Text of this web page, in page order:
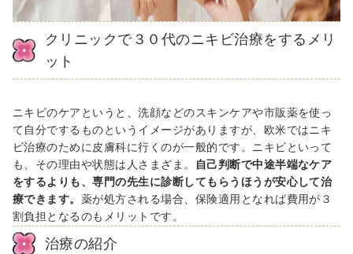
クリニックで３０代のニキビ治療をするメリ
ット
ニキビのケアというと、洗顔などのスキンケアや市販薬を使っ
て自分でするものというイメージがありますが、欧米ではニキ
ビ治療のために皮膚科に行くのが一般的です。ニキビといって
も、その理由や状態は人さまざま。
自己判断で中途半端なケア
をするよりも、専門の先生に診断してもらうほうが安心して治
療できます。 薬が処方される場合、保険適用となれば費用が３
割負担となるのもメリットです。
治療の紹介